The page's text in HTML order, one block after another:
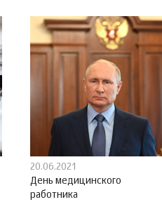
20.06.2021
День медицинского
работника